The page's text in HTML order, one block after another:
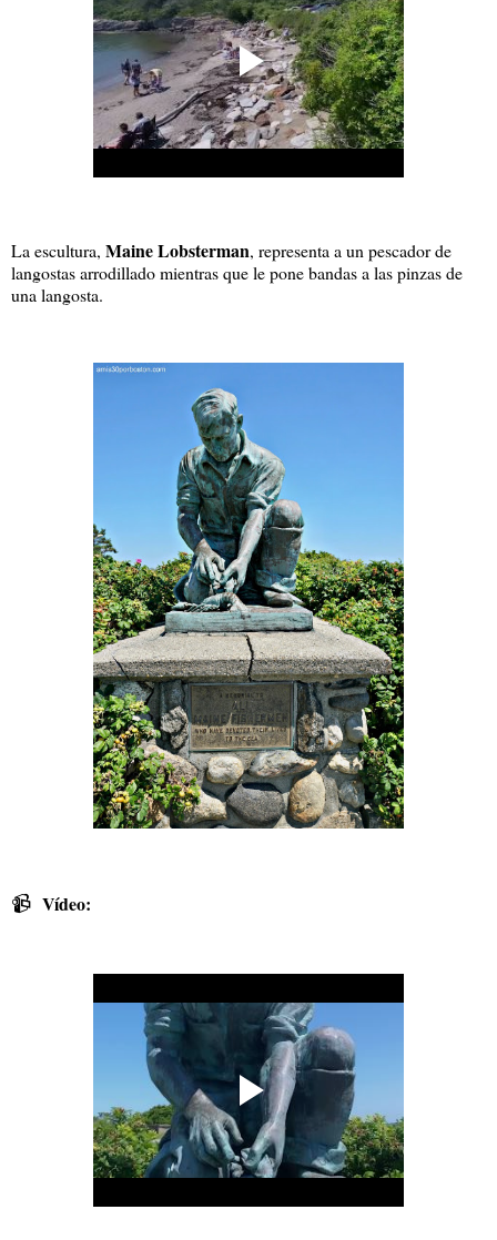
La escultura, Maine Lobsterman, representa a un pescador de
langostas arrodillado mientras que le pone bandas a las pinzas de
una langosta.
📹 Vídeo: